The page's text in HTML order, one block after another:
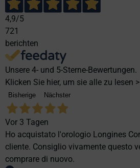
4,9/5
721
berichten
Unsere 4- und 5-Sterne-Bewertungen.
Klicken Sie hier, um sie alle zu lesen >
Bisherige Nächster
Vor 3 Tagen
Ho acquistato l'orologio Longines
cliente. Consiglio vivamente questo
comprare di nuovo.